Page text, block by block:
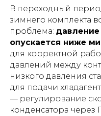
В переходный
зимнего комплекта
проблема:
опускается ниже
для корректной
давлений между
низкого давления
для подачи
— регулирование
конденсатора через